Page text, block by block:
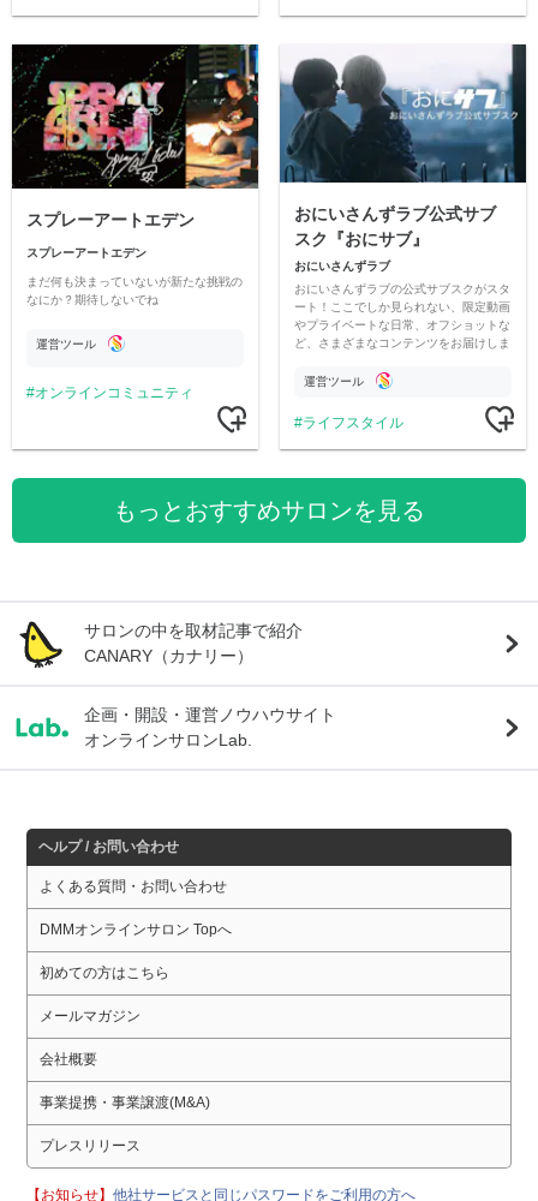
スプレーアートエデン
スプレーアートエデン
まだ何も決まっていないが新たな挑戦の
なにか？期待しないでね
運営ツール
オンラインコミュニティ
おにいさんずラブ公式サブ
スク『おにサブ』
おにいさんずラブ
おにいさんずラブの公式サブスクがスタ
ート！ここでしか見られない、限定動画
やプライベートな日常、オフショットな
ど、さまざまなコンテンツをお届けしま
運営ツール
ライフスタイル
もっとおすすめサロンを見る
サロンの中を取材記事で紹介
CANARY（カナリー）
企画・開設・運営ノウハウサイト
オンラインサロンLab.
ヘルプ / お問い合わせ
よくある質問・お問い合わせ
DMMオンラインサロン Topへ
初めての方はこちら
メールマガジン
会社概要
事業提携・事業譲渡(M&A)
プレスリリース
【お知らせ】他社サービスと同じパスワードをご利用の方へ